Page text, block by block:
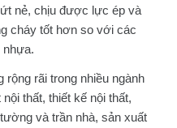
nẻ, chịu được lực ép và
cháy tốt hơn so với các
nhựa.
rãi trong nhiều ngành
thất, thiết kế nội thất,
và trần nhà, sản xuất